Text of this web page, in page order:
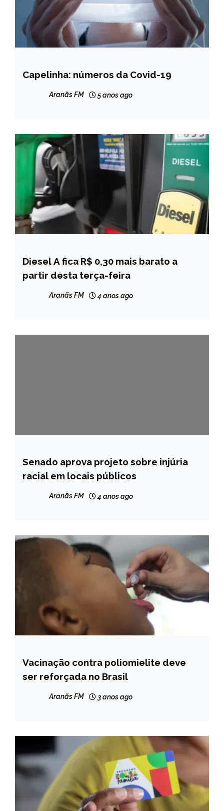
CAPELINHA
NOTÍCIAS
Capelinha: números da Covid-19
Aranãs FM 5 anos ago
BRASIL
NOTÍCIAS
Diesel A fica R$ 0,30 mais barato a
partir desta terça-feira
Aranãs FM 4 anos ago
BRASIL
NOTÍCIAS
Senado aprova projeto sobre injúria
racial em locais públicos
Aranãs FM 4 anos ago
BRASIL
NOTÍCIAS
Vacinação contra poliomielite deve
ser reforçada no Brasil
Aranãs FM 3 anos ago